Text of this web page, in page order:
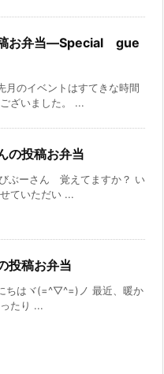
お弁当—Special gue
のイベントはすてきな時間
ざいました。 ...
の投稿お弁当
ぶーさん 覚えてますか？ い
ていただい ...
投稿お弁当
ノ 最近、暖か
たり ...